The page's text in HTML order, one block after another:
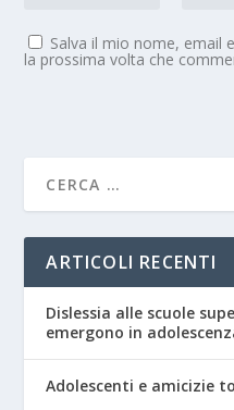
Salva il mio nome, email
la prossima volta che
ARTICOLI RECENTI
Dislessia alle scuole
emergono in
Adolescenti e amicizie